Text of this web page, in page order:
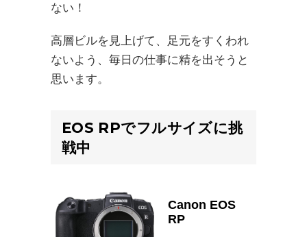
ない！
高層ビルを見上げて、足元をすくわれ
ないよう、毎日の仕事に精を出そうと
思います。
EOS RPでフルサイズに挑
戦中
Canon EOS
RP